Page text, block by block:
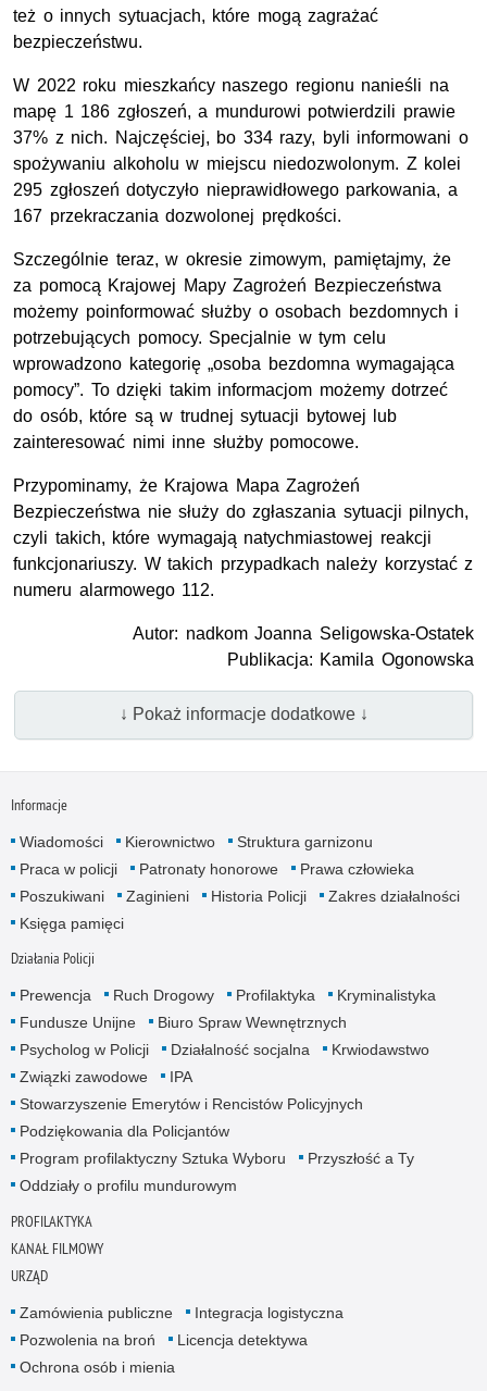
też o innych sytuacjach, które mogą zagrażać
bezpieczeństwu.
W 2022 roku mieszkańcy naszego regionu nanieśli na
mapę 1 186 zgłoszeń, a mundurowi potwierdzili prawie
37% z nich. Najczęściej, bo 334 razy, byli informowani o
spożywaniu alkoholu w miejscu niedozwolonym. Z kolei
295 zgłoszeń dotyczyło nieprawidłowego parkowania, a
167 przekraczania dozwolonej prędkości.
Szczególnie teraz, w okresie zimowym, pamiętajmy, że
za pomocą Krajowej Mapy Zagrożeń Bezpieczeństwa
możemy poinformować służby o osobach bezdomnych i
potrzebujących pomocy. Specjalnie w tym celu
wprowadzono kategorię „osoba bezdomna wymagająca
pomocy”. To dzięki takim informacjom możemy dotrzeć
do osób, które są w trudnej sytuacji bytowej lub
zainteresować nimi inne służby pomocowe.
Przypominamy, że Krajowa Mapa Zagrożeń
Bezpieczeństwa nie służy do zgłaszania sytuacji pilnych,
czyli takich, które wymagają natychmiastowej reakcji
funkcjonariuszy. W takich przypadkach należy korzystać z
numeru alarmowego 112.
Autor: nadkom Joanna Seligowska-Ostatek
Publikacja: Kamila Ogonowska
↓ Pokaż informacje dodatkowe ↓
Informacje
Wiadomości Kierownictwo
Struktura garnizonu
Praca w policji
Patronaty honorowe
Prawa człowieka
Poszukiwani
Zaginieni Historia Policji
Zakres działalności
Księga pamięci
Działania Policji
Prewencja Ruch Drogowy Profilaktyka
Kryminalistyka
Fundusze Unijne
Biuro Spraw Wewnętrznych
Psycholog w Policji
Działalność socjalna
Krwiodawstwo
Związki zawodowe
IPA
Stowarzyszenie Emerytów i Rencistów Policyjnych
Podziękowania dla Policjantów
Program profilaktyczny Sztuka Wyboru
Przyszłość a Ty
Oddziały o profilu mundurowym
PROFILAKTYKA
KANAŁ FILMOWY
URZĄD
Zamówienia publiczne
Integracja logistyczna
Pozwolenia na broń
Licencja detektywa
Ochrona osób i mienia